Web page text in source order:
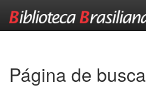
Página de busca